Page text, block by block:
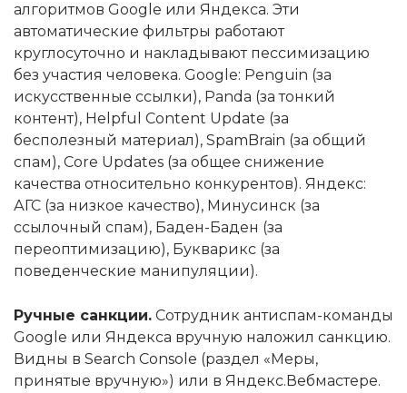
алгоритмов Google или Яндекса. Эти
автоматические фильтры работают
круглосуточно и накладывают пессимизацию
без участия человека. Google: Penguin (за
искусственные ссылки), Panda (за тонкий
контент), Helpful Content Update (за
бесполезный материал), SpamBrain (за общий
спам), Core Updates (за общее снижение
качества относительно конкурентов). Яндекс:
АГС (за низкое качество), Минусинск (за
ссылочный спам), Баден-Баден (за
переоптимизацию), Букварикс (за
поведенческие манипуляции).
Ручные санкции. Сотрудник антиспам-команды
Google или Яндекса вручную наложил санкцию.
Видны в Search Console (раздел «Меры,
принятые вручную») или в Яндекс.Вебмастере.